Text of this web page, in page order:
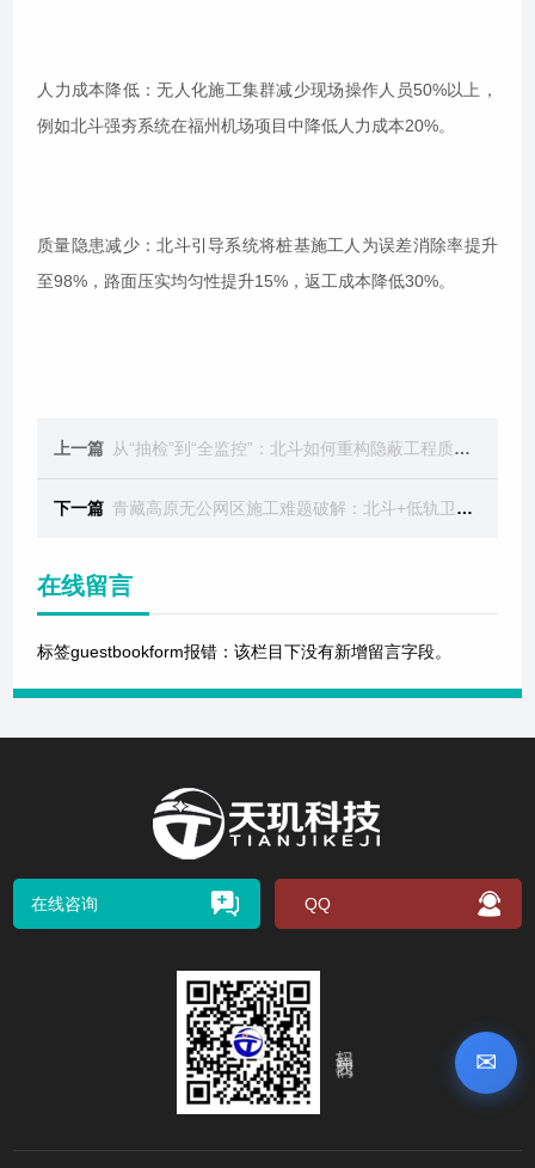
✉
人力成本降低：无人化施工集群减少现场操作人员50%以上，
例如北斗强夯系统在福州机场项目中降低人力成本20%。
质量隐患减少：北斗引导系统将桩基施工人为误差消除率提升
至98%，路面压实均匀性提升15%，返工成本降低30%。
上一篇 从“抽检”到“全监控”：北斗如何重构隐蔽工程质量管理逻辑？
下一篇 青藏高原无公网区施工难题破解：北斗+低轨卫星融合终端首战告捷
在线留言
标签guestbookform报错：该栏目下没有新增留言字段。
在线咨询 QQ